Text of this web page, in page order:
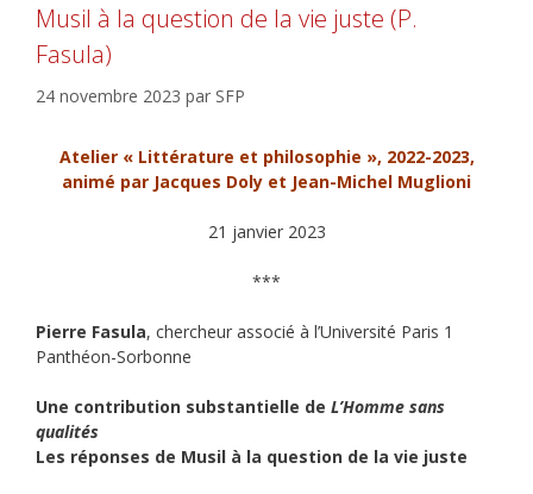
Musil à la question de la vie juste (P.
Fasula)
24 novembre 2023 par SFP
Atelier « Littérature et philosophie », 2022-2023,
animé par Jacques Doly et Jean-Michel Muglioni
21 janvier 2023
***
Pierre Fasula, chercheur associé à l’Université Paris 1
Panthéon-Sorbonne
Une contribution substantielle de L’Homme sans
qualités
Les réponses de Musil à la question de la vie juste